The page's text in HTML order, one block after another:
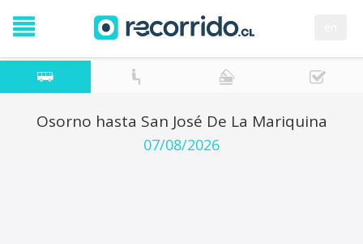
Osorno hasta San José De La Mariquina
07/08/2026